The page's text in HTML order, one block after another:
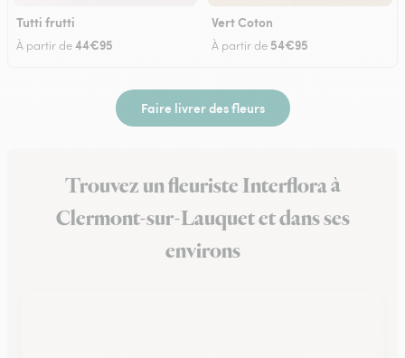
Tutti frutti
À partir de44€95
Vert Coton
À partir de 54€95
Faire livrer des fleurs
Trouvez un fleuriste Interflora à
Clermont-sur-Lauquet et dans ses
environs